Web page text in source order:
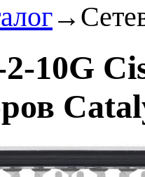
→
10G